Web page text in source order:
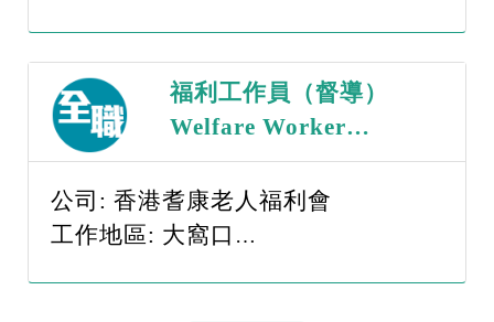
福利工作員（督導）
Welfare Worker
（Supervisor） （職
位編號：WWS -
260817）
公司: 香港耆康老人福利會
工作地區: 大窩口